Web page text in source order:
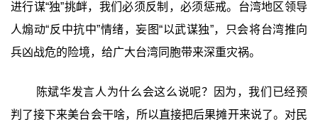
进行谋“独”挑衅，我们必须反制，必须惩戒。台湾地区领导
人煽动“反中抗中”情绪，妄图“以武谋独”，只会将台湾推向
兵凶战危的险境，给广大台湾同胞带来深重灾祸。
陈斌华发言人为什么会这么说呢？因为，我们已经预
判了接下来美台会干啥，所以直接把后果摊开来说了。对民